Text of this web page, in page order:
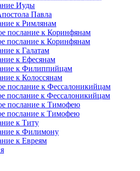
Иуды
Павла
к Римлянам
послание к Коринфянам
послание к Коринфянам
к Галатам
к Ефесянам
к Филиппийцам
к Колоссянам
послание к Фессалоникийцам
послание к Фессалоникийцам
послание к Тимофею
послание к Тимофею
к Титу
к Филимону
к Евреям